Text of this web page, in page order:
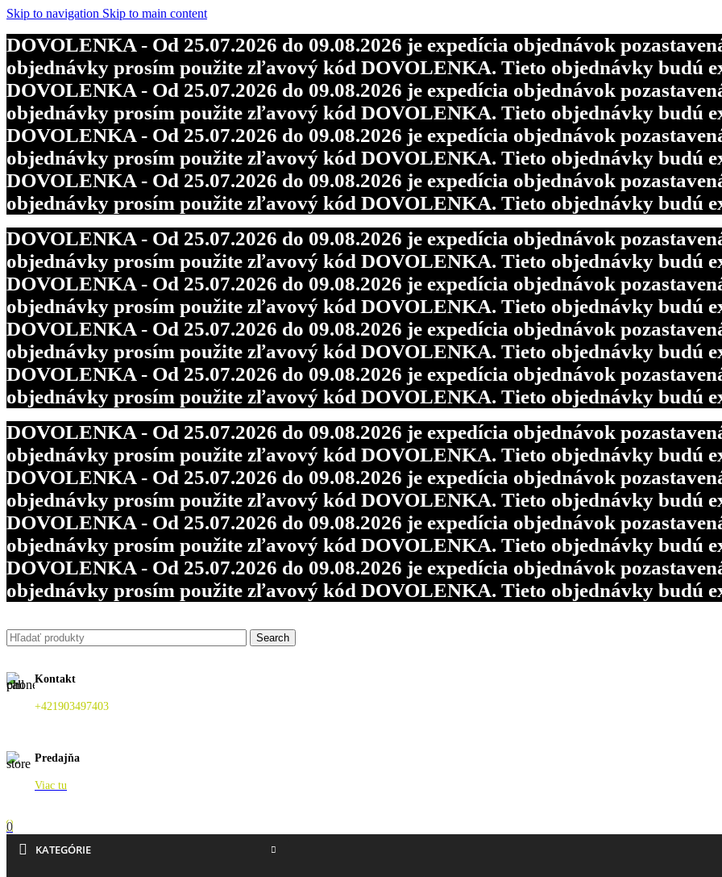
Skip to navigation Skip to main content
DOVOLENKA - Od 25.07.2026 do 09.08.2026 je expedícia objednávok
objednávky prosím použite zľavový kód DOVOLENKA. Tieto objednávky budú
DOVOLENKA - Od 25.07.2026 do 09.08.2026 je expedícia objednávok
objednávky prosím použite zľavový kód DOVOLENKA. Tieto objednávky budú
DOVOLENKA - Od 25.07.2026 do 09.08.2026 je expedícia objednávok
objednávky prosím použite zľavový kód DOVOLENKA. Tieto objednávky budú
DOVOLENKA - Od 25.07.2026 do 09.08.2026 je expedícia objednávok
objednávky prosím použite zľavový kód DOVOLENKA. Tieto objednávky budú
DOVOLENKA - Od 25.07.2026 do 09.08.2026 je expedícia objednávok
objednávky prosím použite zľavový kód DOVOLENKA. Tieto objednávky budú
DOVOLENKA - Od 25.07.2026 do 09.08.2026 je expedícia objednávok
objednávky prosím použite zľavový kód DOVOLENKA. Tieto objednávky budú
DOVOLENKA - Od 25.07.2026 do 09.08.2026 je expedícia objednávok
objednávky prosím použite zľavový kód DOVOLENKA. Tieto objednávky budú
DOVOLENKA - Od 25.07.2026 do 09.08.2026 je expedícia objednávok
objednávky prosím použite zľavový kód DOVOLENKA. Tieto objednávky budú
DOVOLENKA - Od 25.07.2026 do 09.08.2026 je expedícia objednávok
objednávky prosím použite zľavový kód DOVOLENKA. Tieto objednávky budú
DOVOLENKA - Od 25.07.2026 do 09.08.2026 je expedícia objednávok
objednávky prosím použite zľavový kód DOVOLENKA. Tieto objednávky budú
DOVOLENKA - Od 25.07.2026 do 09.08.2026 je expedícia objednávok
objednávky prosím použite zľavový kód DOVOLENKA. Tieto objednávky budú
DOVOLENKA - Od 25.07.2026 do 09.08.2026 je expedícia objednávok
objednávky prosím použite zľavový kód DOVOLENKA. Tieto objednávky budú
Search
Kontakt
+421903497403
Predajňa
Viac tu
0
KATEGÓRIE